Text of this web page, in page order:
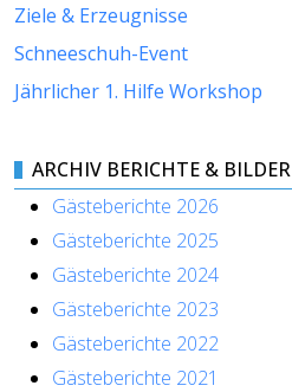
Ziele & Erzeugnisse
Schneeschuh-Event
Jährlicher 1. Hilfe Workshop
ARCHIV BERICHTE & BILDER
Gästeberichte 2026
Gästeberichte 2025
Gästeberichte 2024
Gästeberichte 2023
Gästeberichte 2022
Gästeberichte 2021